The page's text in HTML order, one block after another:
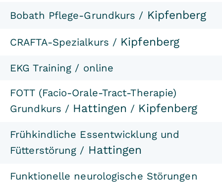
Bobath Pflege-Grundkurs / Kipfenberg
CRAFTA-Spezialkurs / Kipfenberg
EKG Training / online
FOTT (Facio-Orale-Tract-Therapie)
Grundkurs / Hattingen / Kipfenberg
Frühkindliche Essentwicklung und
Fütterstörung / Hattingen
Funktionelle neurologische Störungen